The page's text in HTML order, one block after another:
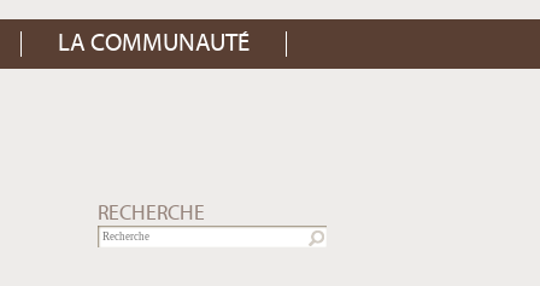
LA COMMUNAUTÉ
RECHERCHE